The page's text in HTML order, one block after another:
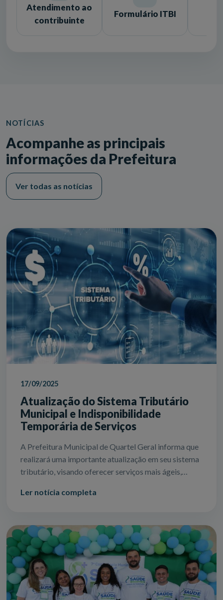
Atendimento ao
contribuinte
Formulário ITBI
NOTÍCIAS
Acompanhe as principais
informações da Prefeitura
Ver todas as notícias
17/09/2025
Atualização do Sistema Tributário
Municipal e Indisponibilidade
Temporária de Serviços
A Prefeitura Municipal de Quartel Geral informa que
realizará uma importante atualização em seu sistema
tributário, visando oferecer serviços mais ágeis,
Ler notícia completa